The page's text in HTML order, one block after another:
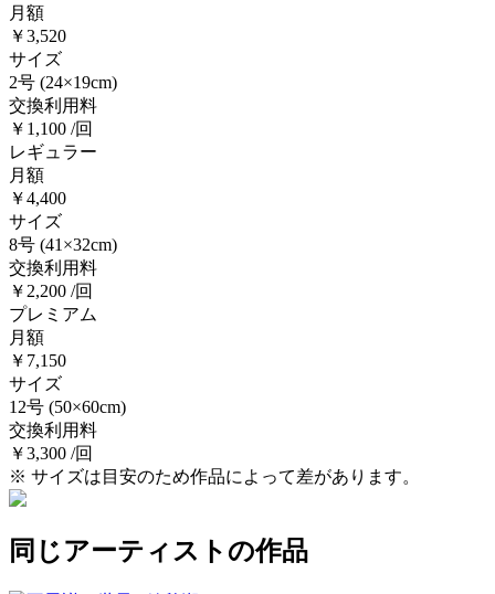
月額
￥3,520
サイズ
2号 (24×19cm)
交換利用料
￥1,100 /回
レギュラー
月額
￥4,400
サイズ
8号 (41×32cm)
交換利用料
￥2,200 /回
プレミアム
月額
￥7,150
サイズ
12号 (50×60cm)
交換利用料
￥3,300 /回
※ サイズは目安のため作品によって差があります。
同じアーティストの作品